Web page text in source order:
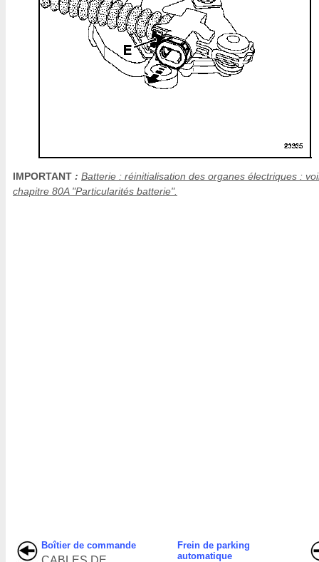
IMPORTANT : Batterie : réinitialisation des organes électriques :
chapitre 80A "Particularités batterie".
Boîtier de commande
Frein de parking
automatique